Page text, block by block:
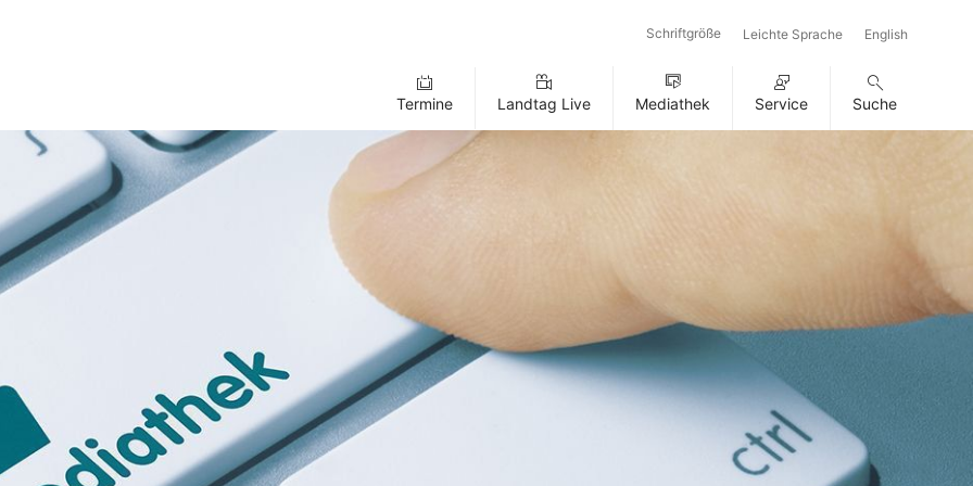
Schriftgröße Leichte Sprache English
Termine Landtag Live Mediathek Service Suche